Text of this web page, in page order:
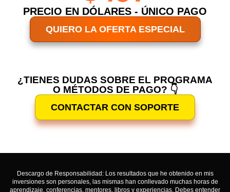
PRECIO EN DÓLARES - ÚNICO PAGO
QUIERO LA OFERTA ESPECIAL
¿TIENES DUDAS SOBRE EL PROGRAMA
O MÉTODOS DE PAGO? 👇
CONTACTAR CON SOPORTE
Descargo de Responsabilidad: Los resultados que he obtenido en mis
inversiones son personales, las mismas han conllevado muchas horas de
aprendizaje, conferencias, mentores, libros y experiencias. Debes entender